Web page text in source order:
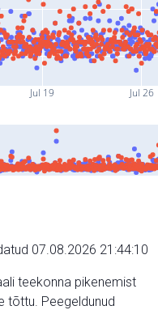
Jul 19 Jul 26
07.08.2026 21:44:10
teekonna pikenemist
tõttu. Peegeldunud